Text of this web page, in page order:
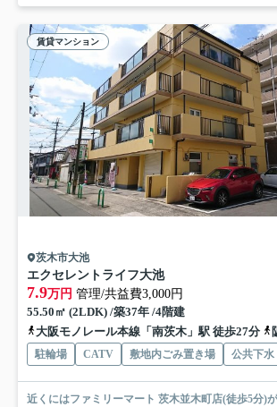
賃貸マンション
茨木市大池
エクセレントライフ大池
7.9万円 管理/共益費3,000円
55.50㎡ (2LDK) /築37年 /4階建
大阪モノレール本線「南茨木」駅 徒歩27分
駐輪場 CATV 敷地内ごみ置き場 公共下水
近くにはファミリーマート 茨木並木町店(徒歩5分)